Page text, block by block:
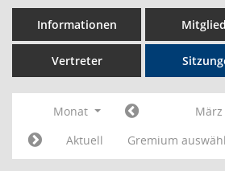
Informationen
Vertreter
Monat März
Aktuell
Gremium